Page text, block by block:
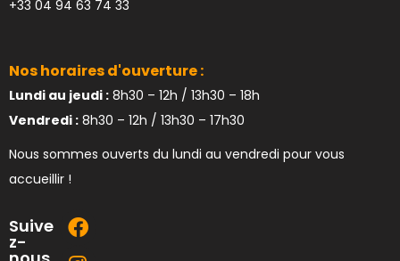
+33 04 94 63 74 33
Nos horaires d'ouverture :
Lundi au jeudi : 8h30 – 12h / 13h30 – 18h
Vendredi : 8h30 – 12h / 13h30 – 17h30
Nous sommes ouverts du lundi au vendredi pour vous
accueillir !
Suive
z-